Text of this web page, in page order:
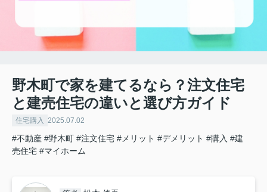
野木町で家を建てるなら？注文住宅
と建売住宅の違いと選び方ガイド
住宅購入 2025.07.02
#不動産 #野木町 #注文住宅 #メリット #デメリット #購入 #建
売住宅 #マイホーム